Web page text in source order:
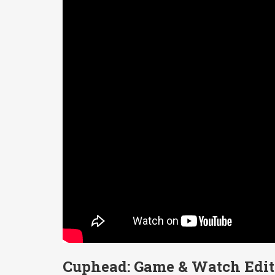
Cuphead: Game & Watch